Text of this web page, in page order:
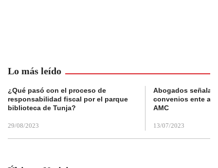
Lo más leído
¿Qué pasó con el proceso de
responsabilidad fiscal por el parque
biblioteca de Tunja?
29/08/2023
Abogados
convenios ente
AMC
13/07/2023